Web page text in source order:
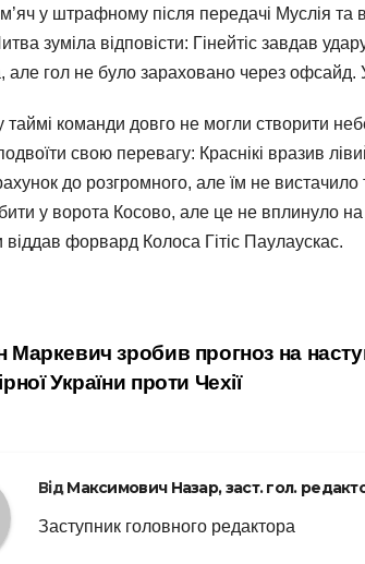
у штрафному після передачі Муслія та
зуміла відповісти: Гінейтіс завдав
але гол не було зараховано через
таймі команди довго не могли створити
свою перевагу: Краснікі вразив
до розгромного, але їм не
у ворота Косово, але це не вплинуло
віддав форвард Колоса Гітіс Паулаускас.
зробив прогноз на
України проти Чехії
ВідМаксимович Назар, заст. гол.
Заступник головного редактора